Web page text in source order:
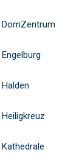
DomZentrum
Engelburg
Halden
Heiligkreuz
Kathedrale